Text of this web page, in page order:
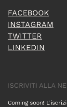
FACEBOOK
INSTAGRAM
TWITTER
LINKEDIN
ISCRIVITI ALLA
Coming soon!